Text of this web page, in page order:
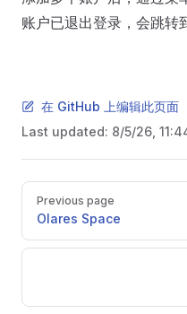
账户已退出登录，会跳转
在 GitHub 上编辑此页面
Last updated: 8/5/26,
Pager
Previous page
Olares Space